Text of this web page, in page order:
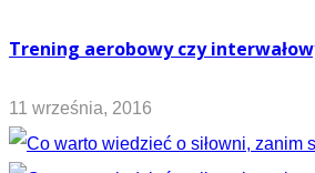
Trening aerobowy czy
11 września, 2016